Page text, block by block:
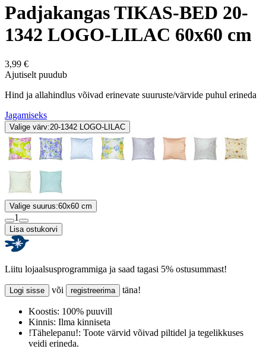
Padjakangas TIKAS-BED 20-
1342 LOGO-LILAC 60x60 cm
3,99 €
Ajutiselt puudub
Hind ja allahindlus võivad erinevate suuruste/värvide puhul erineda
Jagamiseks
Valige värv:20-1342 LOGO-LILAC
Valige suurus:60x60 cm
1
Lisa ostukorvi
Liitu lojaalsusprogrammiga ja saad tagasi 5% ostusummast!
Logi sisse või registreerima täna!
Koostis: 100% puuvill
Kinnis: Ilma kinniseta
!Tähelepanu!: Toote värvid võivad piltidel ja tegelikkuses
veidi erineda.